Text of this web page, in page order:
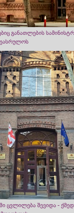
განათლების
ცვლილება შევიდა -